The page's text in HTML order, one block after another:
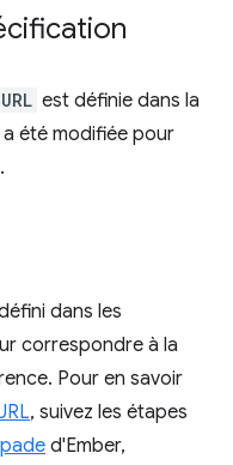
est définie dans la
a été modifiée pour
dans les
correspondre à la
Pour en savoir
, suivez les étapes
d'Ember,